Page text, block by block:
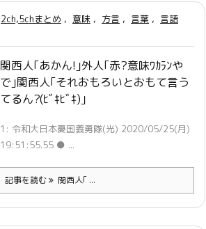
2ch,5chまとめ , 意味 , 方言 , 言葉 , 言語
関西人｢あかん!｣外人｢赤?意味ﾜｶﾗﾝや
で｣関西人｢それおもろいとおもて言う
てるん?(ﾋﾞｷﾋﾞｷ)｣
1: 令和大日本憂国義勇隊(光) 2020/05/25(月)
19:51:55.55 ● ...
記事を読む 関西人｢ ...